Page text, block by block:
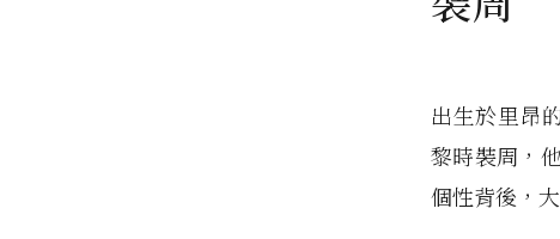
出生於里昂
黎時裝周，
個性背後，